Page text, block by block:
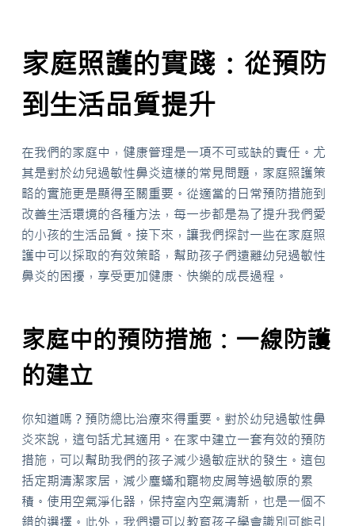
家庭照護的實踐：從預防
到生活品質提升
在我們的家庭中，健康管理是一項不可或缺的責任。尤
其是對於幼兒過敏性鼻炎這樣的常見問題，家庭照護策
略的實施更是顯得至關重要。從適當的日常預防措施到
改善生活環境的各種方法，每一步都是為了提升我們愛
的小孩的生活品質。接下來，讓我們探討一些在家庭照
護中可以採取的有效策略，幫助孩子們遠離幼兒過敏性
鼻炎的困擾，享受更加健康、快樂的成長過程。
家庭中的預防措施：一線防護
的建立
你知道嗎？預防總比治療來得重要。對於幼兒過敏性鼻
炎來說，這句話尤其適用。在家中建立一套有效的預防
措施，可以幫助我們的孩子減少過敏症狀的發生。這包
括定期清潔家居，減少塵蟎和寵物皮屑等過敏原的累
積。使用空氣淨化器，保持室內空氣清新，也是一個不
錯的選擇。此外，我們還可以教育孩子學會識別可能引